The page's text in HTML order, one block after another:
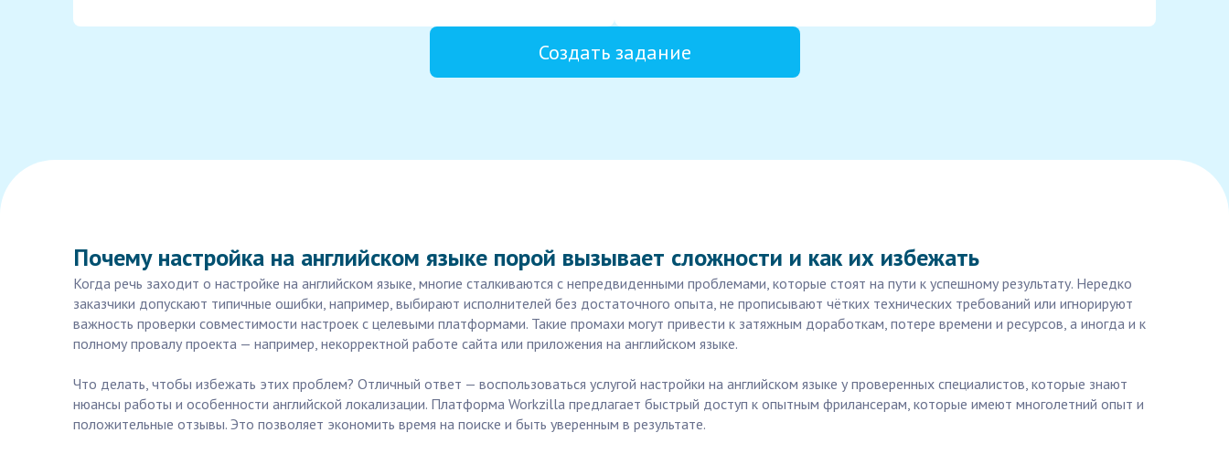
Создать задание
Почему настройка на английском языке порой вызывает сложности и как их избежать
Когда речь заходит о настройке на английском языке, многие сталкиваются с непредвиденными проблемами, которые стоят на пути к успешному результату. Нередко
заказчики допускают типичные ошибки, например, выбирают исполнителей без достаточного опыта, не прописывают чётких технических требований или игнорируют
важность проверки совместимости настроек с целевыми платформами. Такие промахи могут привести к затяжным доработкам, потере времени и ресурсов, а иногда и к
полному провалу проекта — например, некорректной работе сайта или приложения на английском языке.
Что делать, чтобы избежать этих проблем? Отличный ответ — воспользоваться услугой настройки на английском языке у проверенных специалистов, которые знают
нюансы работы и особенности английской локализации. Платформа Workzilla предлагает быстрый доступ к опытным фрилансерам, которые имеют многолетний опыт и
положительные отзывы. Это позволяет экономить время на поиске и быть уверенным в результате.